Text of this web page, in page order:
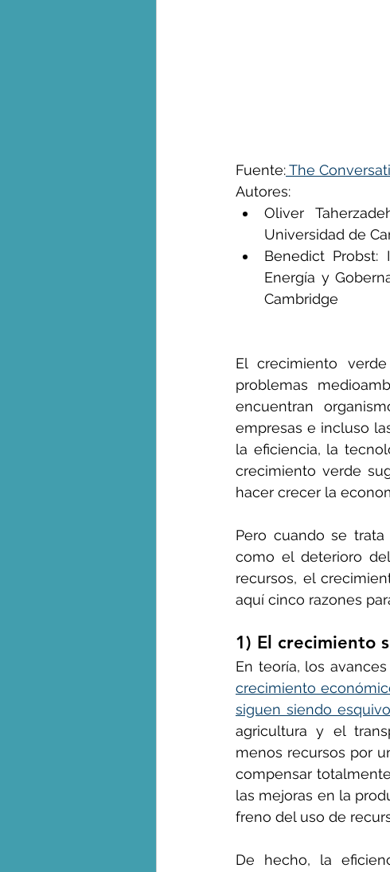
Fuente: The
Autores:
Oliver
Universidad de
Benedict
Energía y
Cambridge
El crecimiento
problemas
encuentran
empresas e incluso
la eficiencia, la
crecimiento verde
hacer crecer la
Pero cuando se
como el deterioro
recursos, el
aquí cinco razones
1) El crecimiento
En teoría, los
crecimiento
siguen siendo
agricultura y el
menos recursos por
compensar
las mejoras en la
freno del uso de
De hecho, la